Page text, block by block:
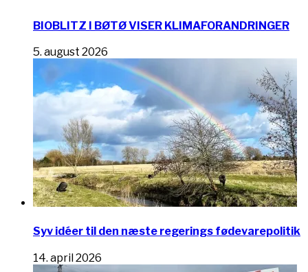
BIOBLITZ I BØTØ VISER KLIMAFORANDRINGER
5. august 2026
Syv idéer til den næste regerings fødevarepolitik
14. april 2026